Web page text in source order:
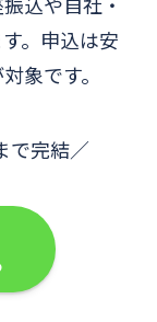
。申込は安
象です。
で完結／